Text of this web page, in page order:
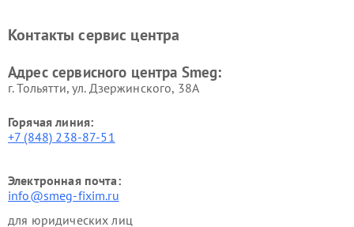
Контакты сервис центра
Адрес сервисного центра Smeg:
г. Тольятти, ул. Дзержинского, 38А
Горячая линия:
+7 (848) 238-87-51
Электронная почта:
info@smeg-fixim.ru
для юридических лиц